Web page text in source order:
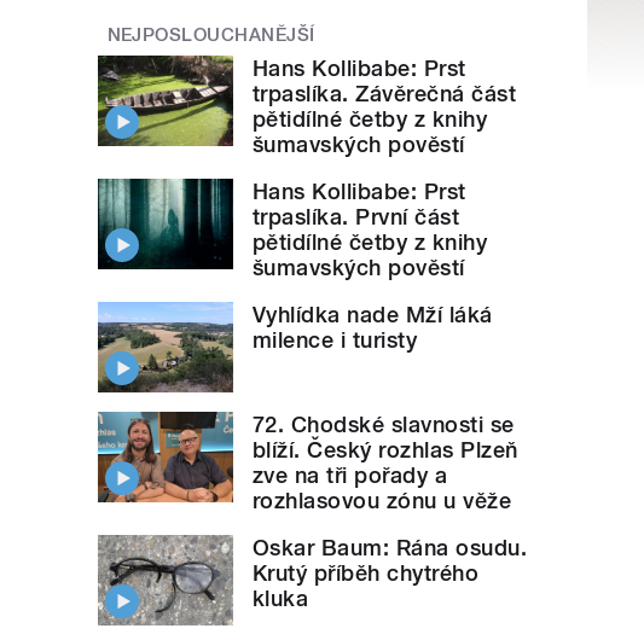
NEJPOSLOUCHANĚJŠÍ
Hans Kollibabe: Prst
trpaslíka. Závěrečná část
pětidílné četby z knihy
šumavských pověstí
Hans Kollibabe: Prst
trpaslíka. První část
pětidílné četby z knihy
šumavských pověstí
Vyhlídka nade Mží láká
milence i turisty
72. Chodské slavnosti se
blíží. Český rozhlas Plzeň
zve na tři pořady a
rozhlasovou zónu u věže
Oskar Baum: Rána osudu.
Krutý příběh chytrého
kluka